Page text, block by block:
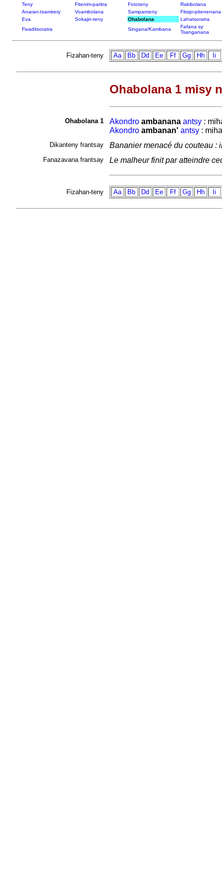
Teny Fitenim-paritra Fototeny
Rakibolana
Anaran-tsamirery
Voambolana Sampanteny
Fitsipi-pitenenana
Eva
Sokajin-teny Ohabolana
Lahatsoratra
Fivaditsoratra
Singana/Kambana
Fafana sy
Tsanganana
Fizahan-teny Aa Bb Dd Ee Ff Gg Hh Ii
Ohabolana 1 misy
Ohabolana 1 Akondro ambanana antsy:
Akondro ambanan' antsy:
Dikanteny frantsay Bananier menacé du couteau :
Fanazavana frantsay Le malheur finit par atteindre
Fizahan-teny Aa Bb Dd Ee Ff Gg Hh Ii